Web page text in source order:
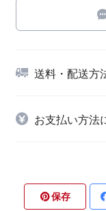
送料・配送方
お支払い方法
保存